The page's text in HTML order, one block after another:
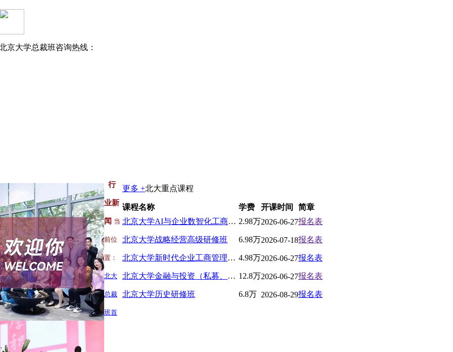
京大学总裁班咨询热线：
更多 +北大重点课程
课程名称 学费 开课时间
简章
北京大学AI与企业数智化工商管理高级研修班 2.98万2026-06-27报名表
北京大学战略经营高级研修班 6.98万2026-07-18报名表
北京大学新时代企业工商管理高级研修班 4.98万2026-06-27报名表
北京大学金融与投资（私募、基金）研修班 12.8万2026-06-27报名表
北京大学历史研修班 6.8万 2026-08-29报名表
行
业新
闻 当
前位
置：
北大
总裁
班首